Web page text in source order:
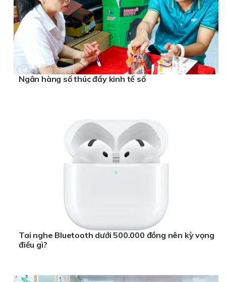
Ngân hàng số thúc đẩy kinh tế số
Tai nghe Bluetooth dưới 500.000 đồng nên kỳ vọng
điều gì?